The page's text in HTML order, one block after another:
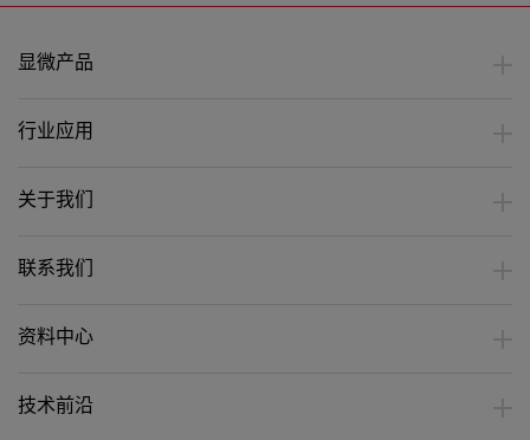
显微产品
行业应用
关于我们
联系我们
资料中心
技术前沿